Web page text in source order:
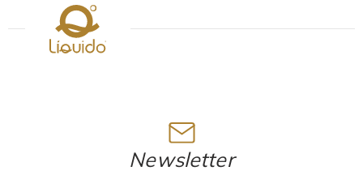
Newsletter